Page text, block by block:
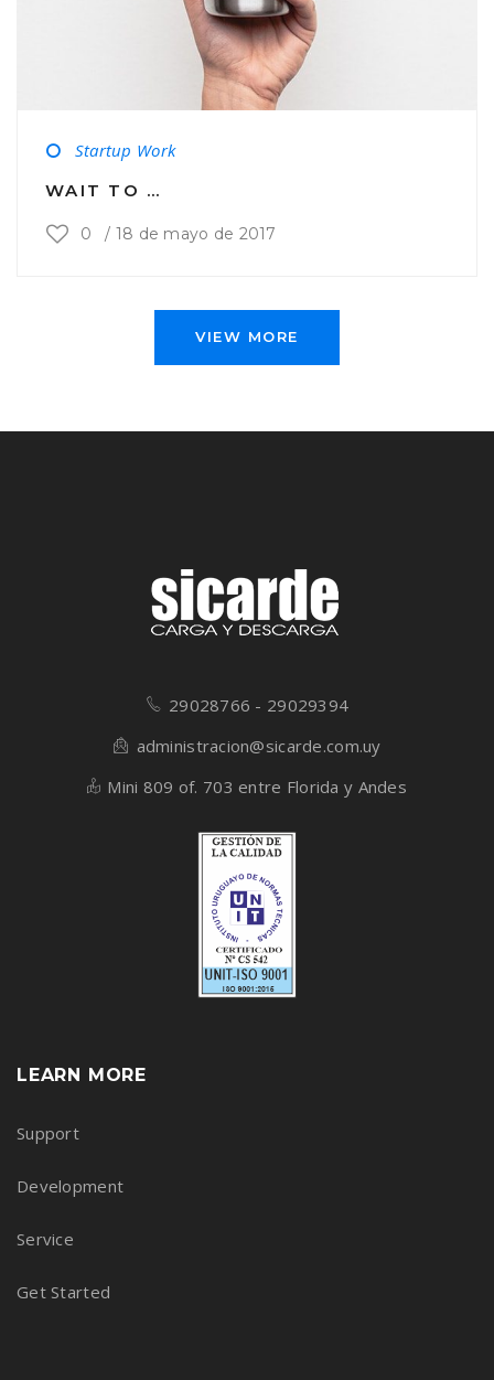
Startup Work
WAIT TO …
0 / 18 de mayo de 2017
VIEW MORE
29028766 - 29029394
administracion@sicarde.com.uy
Mini 809 of. 703 entre Florida y Andes
LEARN MORE
Support
Development
Service
Get Started